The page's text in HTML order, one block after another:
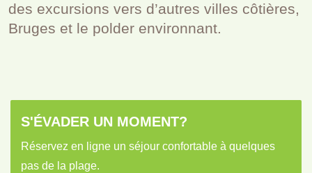
des excursions vers d’autres villes côtières,
Bruges et le polder environnant.
S'ÉVADER UN MOMENT?
Réservez en ligne un séjour confortable à quelques
pas de la plage.